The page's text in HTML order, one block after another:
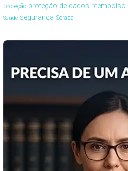
proteção proteção de dados reembolso
Saúde segurança Serasa